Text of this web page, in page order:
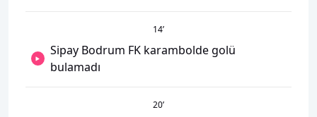
14’
Sipay Bodrum FK karambolde golü
bulamadı
20’